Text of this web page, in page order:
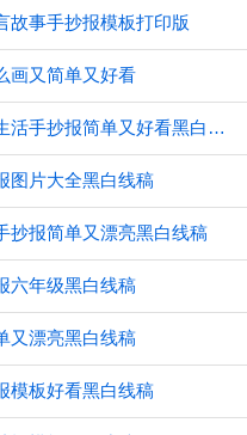
故事手抄报模板打印版
画又简单又好看
我的寒假生活手抄报绘画我的寒假生活手抄报简单又好看黑白线稿
图片大全黑白线稿
抄报简单又漂亮黑白线稿
六年级黑白线稿
又漂亮黑白线稿
模板好看黑白线稿